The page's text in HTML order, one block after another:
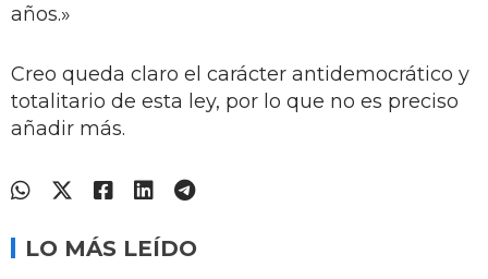
años.»
Creo queda claro el carácter antidemocrático y
totalitario de esta ley, por lo que no es preciso
añadir más.
LO MÁS LEÍDO